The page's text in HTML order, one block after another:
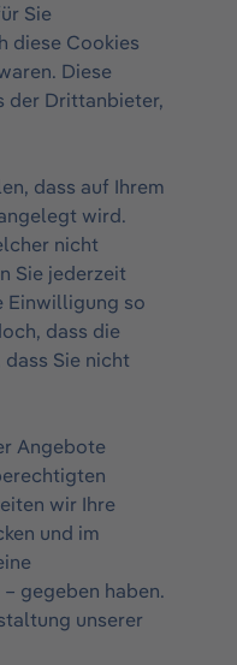
Sie
diese Cookies
Diese
der Drittanbieter,
dass auf Ihrem
wird.
nicht
Sie jederzeit
Einwilligung so
dass die
Sie nicht
Angebote
wir Ihre
und im
gegeben haben.
unserer